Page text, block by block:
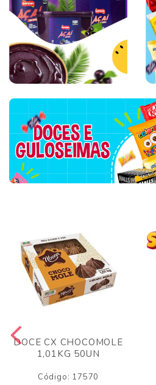
DOCE CX CHOCOMOLE
1,01KG 50UN
Código: 17570